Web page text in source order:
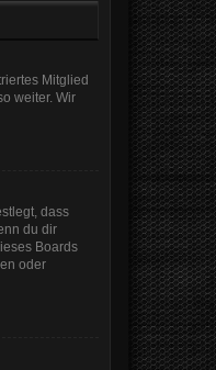
Mitglied
weiter. Wir
dass
du dir
Boards
oder